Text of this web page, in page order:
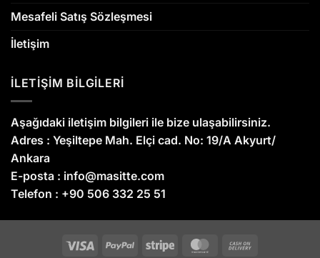
Mesafeli Satış Sözleşmesi
İletişim
İLETİŞİM BİLGİLERİ
Aşağıdaki iletişim bilgileri ile bize ulaşabilirsiniz.
Adres : Yeşiltepe Mah. Elçi cad. No: 19/A Akyurt/
Ankara
E-posta : info@masitte.com
Telefon : +90 506 332 25 51
Visa PayPal Stripe MasterCard